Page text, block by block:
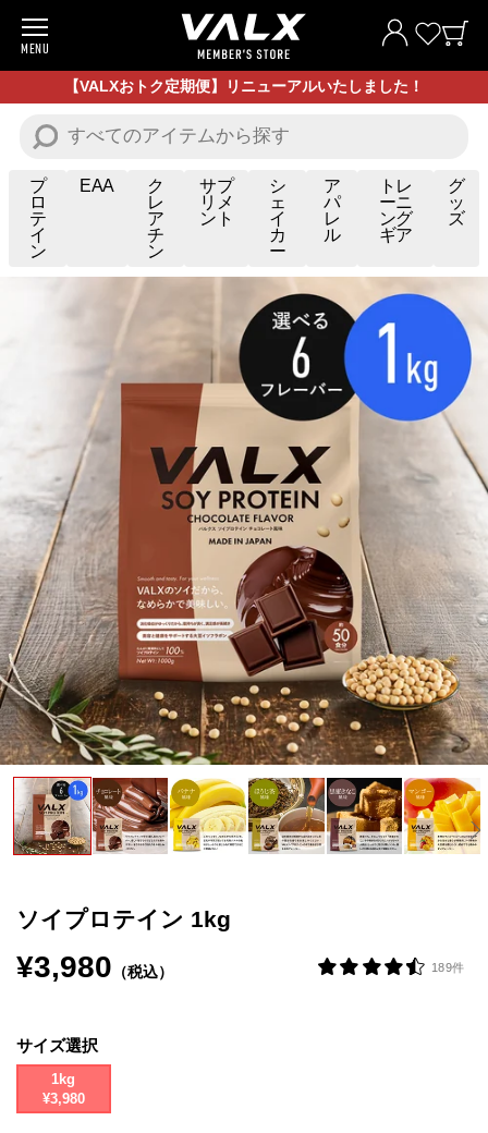
MENU
商品一覧
お試し商品
サプリメント
アパレル
お買い得商品
全ての商品
VALXについて
VALXについて
おトクおまとめ割
おトク定期便
はじめての方へ
お客様リアルレビュー
お客様サポート
お知らせ一覧
成分・アレルギー情報
お問い合わせ
Special contents
コミュニティサイト
【VALXおトク定期便】リニューアルいたしました！
プ
ロ
テ
イ
ン
EAA
ク
レ
ア
チ
ン
サプ
リメ
ント
シ
ェ
イ
カ
ー
ア
パ
レ
ル
トレ
ーニ
ング
ギア
グ
ッ
ズ
ソイプロテイン 1kg
¥3,980 （税込） 189件
サイズ選択
1kg
¥3,980